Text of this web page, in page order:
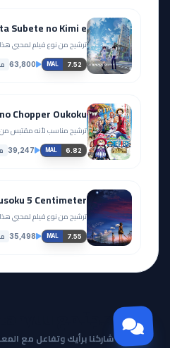
Subete no Kimi e
ترشيح من نوع فيلم لمحبي
MAL 7.52
63,800
ترشيح مناسب لأنه مقتبس من
MAL 6.82
39,247
5 Centimeter
ترشيح من نوع فيلم لمحبي
MAL 7.55
35,498
مجتمع Otanyuu
شاركنا برأيك وتفاعل مع